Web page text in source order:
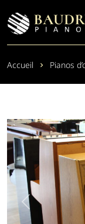
Accueil Pianos
Previous